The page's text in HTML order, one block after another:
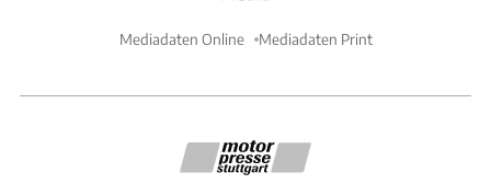
Mediadaten Online Mediadaten Print